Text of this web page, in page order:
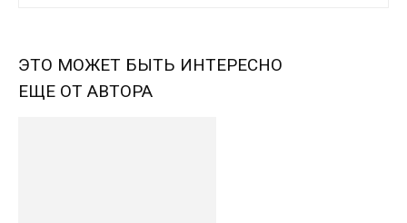
ЭТО МОЖЕТ БЫТЬ ИНТЕРЕСНО
ЕЩЕ ОТ АВТОРА